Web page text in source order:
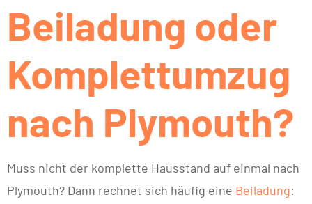
Beiladung oder
Komplettumzug
nach Plymouth?
Muss nicht der komplette Hausstand auf einmal nach
Plymouth? Dann rechnet sich häufig eine Beiladung: